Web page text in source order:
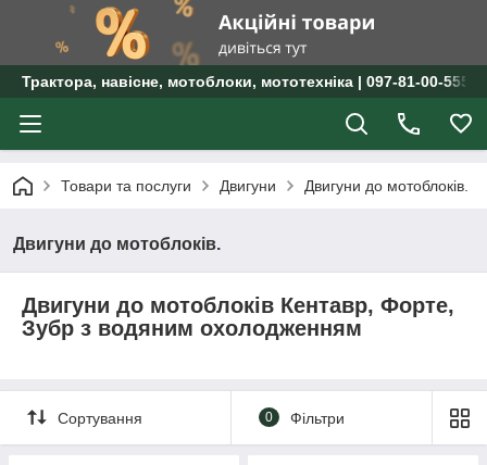
Трактора, навісне, мотоблоки, мототехніка | 097-81-00-555
Товари та послуги Двигуни Двигуни до мотоблоків.
Двигуни до мотоблоків.
Двигуни до мотоблоків Кентавр, Форте,
Зубр з водяним охолодженням
Сортування 0 Фільтри